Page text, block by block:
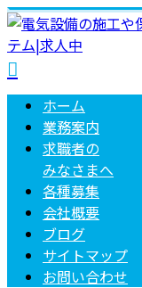
ホーム
業務案内
求職者の
みなさまへ
各種募集
会社概要
ブログ
サイトマップ
お問い合わせ